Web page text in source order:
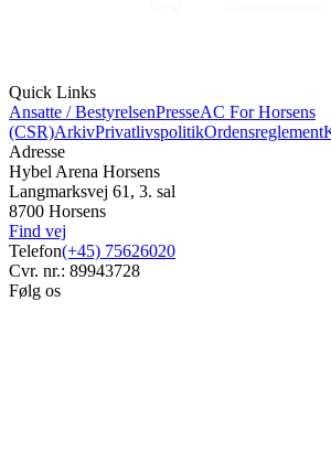
Quick Links
Ansatte / BestyrelsenPresseAC For Horsens
(CSR)ArkivPrivatlivspolitikOrdensreglement
Adresse
Hybel Arena Horsens
Langmarksvej 61, 3. sal
8700 Horsens
Find vej
Telefon(+45) 75626020
Cvr. nr.: 89943728
Følg os